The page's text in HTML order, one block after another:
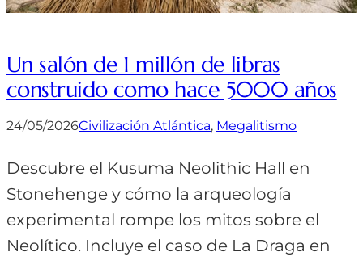
Un salón de 1 millón de libras
construido como hace 5000 años
24/05/2026Civilización Atlántica, Megalitismo
Descubre el Kusuma Neolithic Hall en
Stonehenge y cómo la arqueología
experimental rompe los mitos sobre el
Neolítico. Incluye el caso de La Draga en